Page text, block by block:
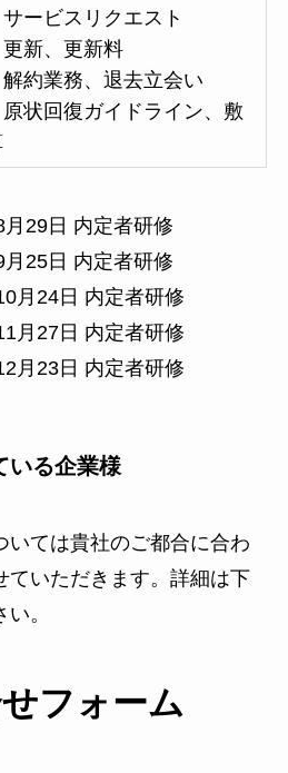
サービスリクエスト
更新、更新料
解約業務、退去立会い
原状回復ガイドライン、敷
月29日 内定者研修
月25日 内定者研修
月24日 内定者研修
月27日 内定者研修
月23日 内定者研修
いる企業様
いては貴社のご都合に合わ
ていただきます。詳細は下
。
フォーム